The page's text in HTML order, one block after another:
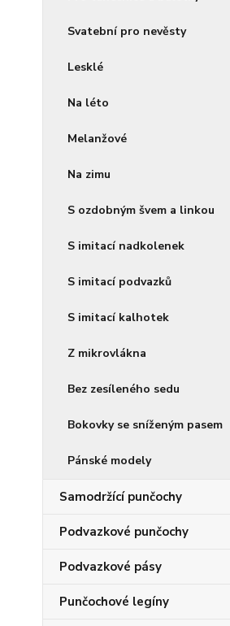
Svatební pro nevěsty
Lesklé
Na léto
Melanžové
Na zimu
S ozdobným švem a linkou
S imitací nadkolenek
S imitací podvazků
S imitací kalhotek
Z mikrovlákna
Bez zesíleného sedu
Bokovky se sníženým pasem
Pánské modely
Samodržící punčochy
Podvazkové punčochy
Podvazkové pásy
Punčochové legíny